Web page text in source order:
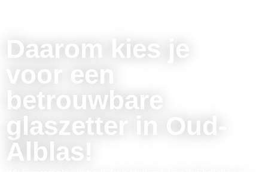
Daarom kies je
voor een
betrouwbare
glaszetter in Oud-
Alblas!